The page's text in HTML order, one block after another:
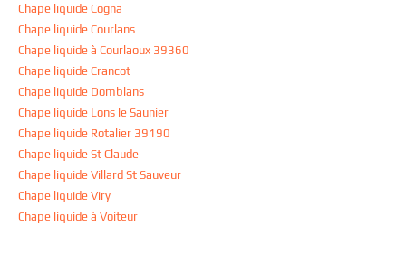
Chape liquide Cogna
Chape liquide Courlans
Chape liquide à Courlaoux 39360
Chape liquide Crancot
Chape liquide Domblans
Chape liquide Lons le Saunier
Chape liquide Rotalier 39190
Chape liquide St Claude
Chape liquide Villard St Sauveur
Chape liquide Viry
Chape liquide à Voiteur